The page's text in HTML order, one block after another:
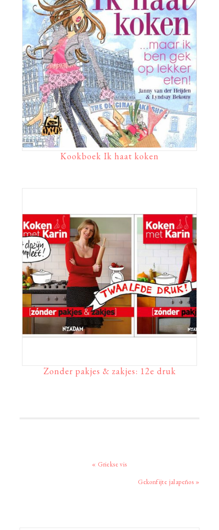
Kookboek Ik haat koken
Zonder pakjes & zakjes: 12e druk
Vorig
« Griekse vis
Volgend
Gekonfijte jalapeños »